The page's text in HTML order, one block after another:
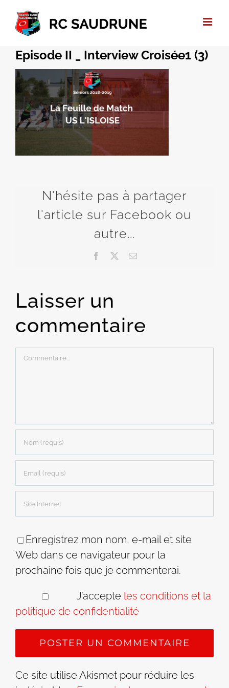
Passer
contenu
Episode II _ Interview Croisée1 (3)
N'hésite pas à partager
l'article sur Facebook ou
autre...
Facebook Email
Laisser un
commentaire
Commentaire
Enregistrez mon nom, e-mail et site
Web dans ce navigateur pour la
prochaine fois que je commenterai.
J’accepte les conditions et la
politique de confidentialité
Ce site utilise Akismet pour réduire les